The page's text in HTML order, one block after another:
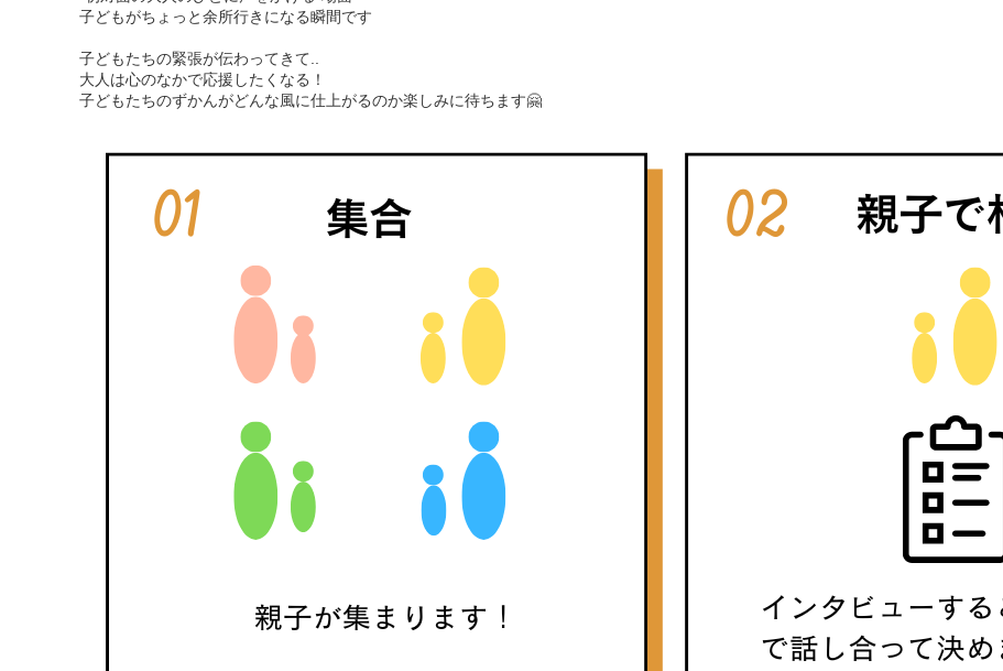
子どもがちょっと余所行きになる瞬間です
子どもたちの緊張が伝わってきて..
大人は心のなかで応援したくなる！
子どもたちのずかんがどんな風に仕上がるのか楽しみに待ちます🤗